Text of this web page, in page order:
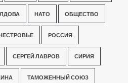
НАТО ОБЩЕСТВО
РОССИЯ
СЕРГЕЙ ЛАВРОВ СИРИЯ
ТАМОЖЕННЫЙ СОЮЗ